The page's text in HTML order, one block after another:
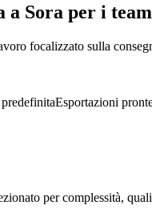
Sora per i
focalizzato sulla
Esportazioni
per complessità,